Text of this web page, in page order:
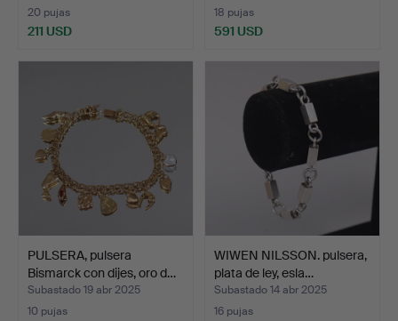
20 pujas
211 USD
18 pujas
591 USD
PULSERA, pulsera
Bismarck con dijes, oro d…
Subastado 19 abr 2025
10 pujas
WIWEN NILSSON. pulsera,
plata de ley, esla…
Subastado 14 abr 2025
16 pujas